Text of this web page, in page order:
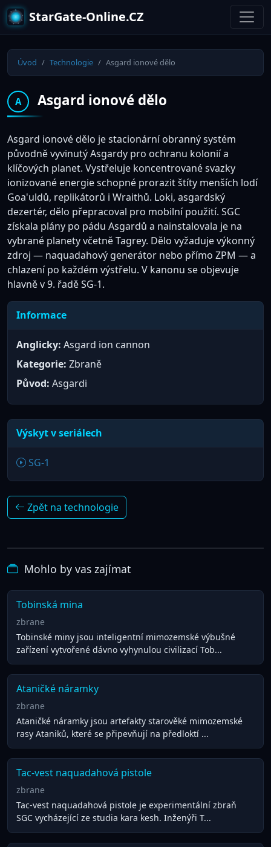
StarGate-Online.CZ
Úvod Technologie Asgard ionové dělo
A Asgard ionové dělo
Asgard ionové dělo je stacionární obranný systém
původně vyvinutý Asgardy pro ochranu kolonií a
klíčových planet. Vystřeluje koncentrované svazky
ionizované energie schopné prorazit štíty menších lodí
Goa'uldů, replikátorů i Wraithů. Loki, asgardský
dezertér, dělo přepracoval pro mobilní použití. SGC
získala plány po pádu Asgardů a nainstalovala je na
vybrané planety včetně Tagrey. Dělo vyžaduje výkonný
zdroj — naquadahový generátor nebo přímo ZPM — a
chlazení po každém výstřelu. V kanonu se objevuje
hlavně v 9. řadě SG-1.
Informace
Anglicky: Asgard ion cannon
Kategorie: Zbraně
Původ: Asgardi
Výskyt v seriálech
SG-1
Zpět na technologie
Mohlo by vas zajímat
Tobinská mina
zbrane
Tobinské miny jsou inteligentní mimozemské výbušné
zařízení vytvořené dávno vyhynulou civilizací Tob...
Ataničké náramky
zbrane
Ataničké náramky jsou artefakty starověké mimozemské
rasy Ataniků, které se připevňují na předloktí ...
Tac-vest naquadahová pistole
zbrane
Tac-vest naquadahová pistole je experimentální zbraň
SGC vycházející ze studia kara kesh. Inženýři T...